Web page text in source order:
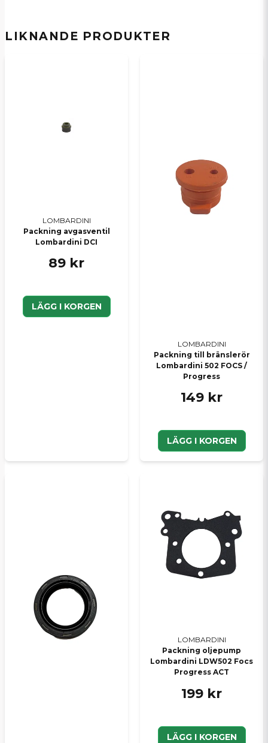
LIKNANDE PRODUKTER
LOMBARDINI
Packning avgasventil
Lombardini DCI
89 kr
LÄGG I KORGEN
LOMBARDINI
Packning till bränslerör
Lombardini 502 FOCS /
Progress
149 kr
LÄGG I KORGEN
LOMBARDINI
Packning oljepump
Lombardini LDW502 Focs
Progress ACT
199 kr
LÄGG I KORGEN